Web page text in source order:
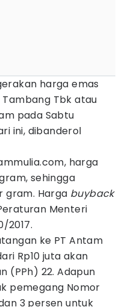
harga emas
Tambang Tbk atau
pada Sabtu
ini, dibanderol
harga
sehingga
gram. Harga buyback
Menteri
2017.
ke PT Antam
Rp10 juta akan
(PPh) 22. Adapun
pemegang Nomor
3 persen untuk